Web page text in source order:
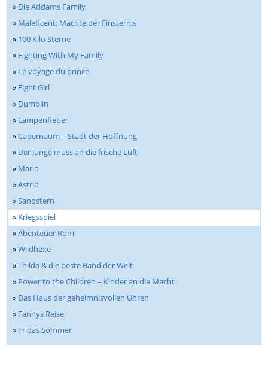
» Die Addams Family
» Maleficent: Mächte der Finsternis
» 100 Kilo Sterne
» Fighting With My Family
» Le voyage du prince
» Fight Girl
» Dumplin
» Lampenfieber
»Capernaum – Stadt der Hoffnung
» Der Junge muss an die frische Luft
» Mario
»Astrid
»Sandstern
» Kriegsspiel
»Abenteuer Rom
»Wildhexe
»Thilda & die beste Band der Welt
» Power to the Children – Kinder an die Macht
» Das Haus der geheimnisvollen Uhren
» Fannys Reise
» Fridas Sommer